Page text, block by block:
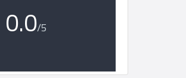
0.0/5